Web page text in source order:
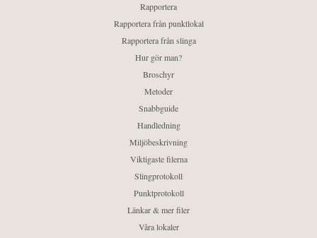
Rapportera
Rapportera från punktlokal
Rapportera från slinga
Hur gör man?
Broschyr
Metoder
Snabbguide
Handledning
Miljöbeskrivning
Viktigaste filerna
Slingprotokoll
Punktprotokoll
Länkar & mer filer
Våra lokaler